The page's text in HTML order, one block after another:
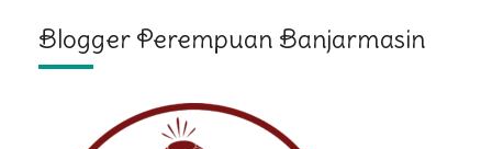
Blogger Perempuan Banjarmasin